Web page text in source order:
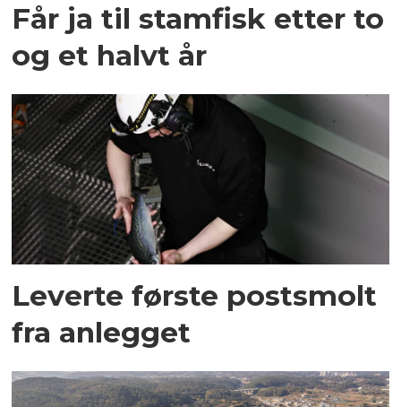
Får ja til stamfisk etter to
og et halvt år
Leverte første postsmolt
fra anlegget